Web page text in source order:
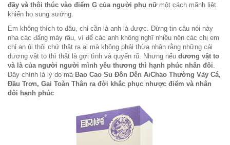
đầy và thôi thúc vào điểm G của người phụ nữmột cách mãnh liệt
khiến họ sung sướng.
Em không thích to đâu, chỉ cần là anh là được. Đừng tin câu nói này
nha các đấng mày râu, vì để các anh không nghĩ nhiều nên các chị em
chỉ an ủi thôi chứ thật ra ai mà không phải thừa nhận rằng những cái
dương vật to thì thật là gợi tình và quyến rũ. Nhưng nếu dương vật to
và là của người người mình yêu thương thì hạnh phúc nhân đôi.
Đây chính là lý do mà Bao Cao Su Đôn Dên AiChao Thường Vảy Cá,
Đầu Trơn, Gai Toàn Thân ra đời khắc phục nhược điểm và nhân
đôi hạnh phúc